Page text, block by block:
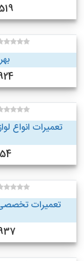
تعمیرات انواع
تعمیرات تخصصی